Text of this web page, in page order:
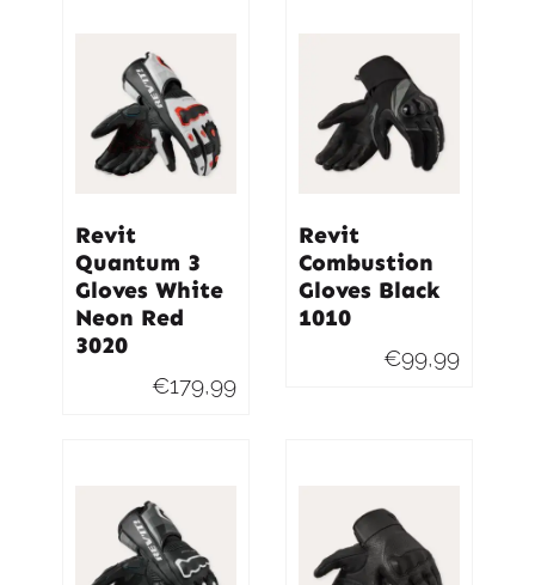
Revit
Quantum 3
Gloves White
Neon Red
3020
€179,99
Revit
Combustion
Gloves Black
1010
€99,99